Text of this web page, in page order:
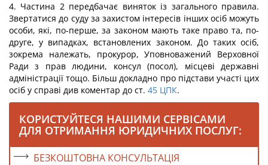
4. Частина 2 передбачає виняток із загального правила.
Звертатися до суду за захистом інтересів інших осіб можуть
особи, які, по-перше, за законом мають таке право та, по-
друге, у випадках, встановлених законом. До таких осіб,
зокрема належать, прокурор, Уповноважений Верховної
Ради з прав людини, консул (посол), місцеві державні
адміністрації тощо. Більш докладно про підстави участі цих
осіб у справі див коментар до ст. 45 ЦПК.
КОРИСТУЙТЕСЯ НАШИМИ СЕРВІСАМИ
ДЛЯ ОТРИМАННЯ ЮРИДИЧНИХ ПОСЛУГ:
БЕЗКОШТОВНА КОНСУЛЬТАЦІЯ